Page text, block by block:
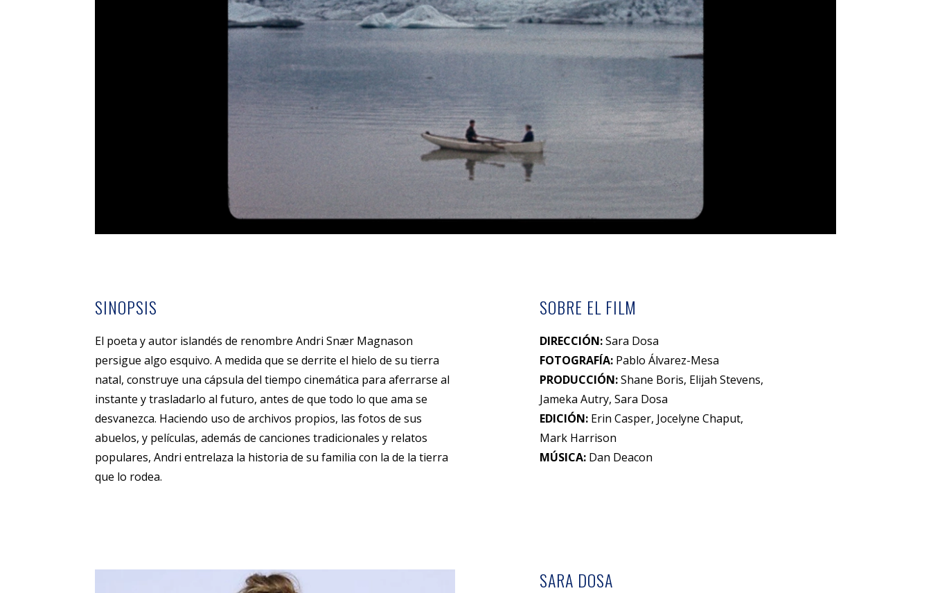
SINOPSIS
El poeta y autor islandés de renombre Andri Snær Magnason
persigue algo esquivo. A medida que se derrite el hielo de su tierra
natal, construye una cápsula del tiempo cinemática para aferrarse al
instante y trasladarlo al futuro, antes de que todo lo que ama se
desvanezca. Haciendo uso de archivos propios, las fotos de sus
abuelos, y películas, además de canciones tradicionales y relatos
populares, Andri entrelaza la historia de su familia con la de la tierra
que lo rodea.
SOBRE EL FILM
DIRECCIÓN:Sara Dosa
FOTOGRAFÍA:Pablo Álvarez-Mesa
PRODUCCIÓN:Shane Boris, Elijah Stevens,
Jameka Autry, Sara Dosa
EDICIÓN: Erin Casper, Jocelyne Chaput,
Mark Harrison
MÚSICA: Dan Deacon
SARA DOSA